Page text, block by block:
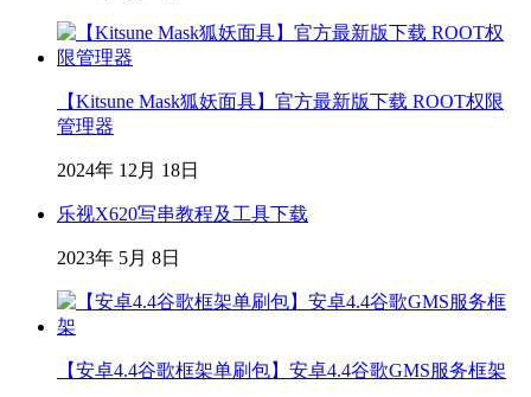
【Kitsune Mask狐妖面具】官方最新版下载 ROOT权限
管理器
2024年 12月 18日
乐视X620写串教程及工具下载
2023年 5月 8日
【安卓4.4谷歌框架单刷包】安卓4.4谷歌GMS服务框架